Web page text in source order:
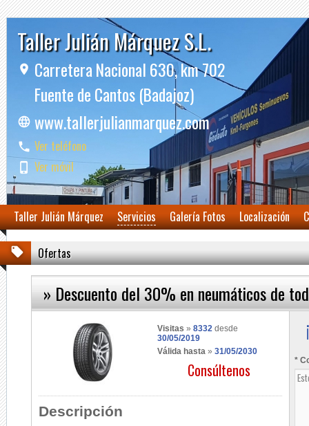
Taller Julián Márquez S.L.
Carretera Nacional 630, km 702
Fuente de Cantos (Badajoz)
www.tallerjulianmarquez.com
Ver teléfono
Ver móvil
Taller Julián Márquez Servicios Galería Fotos Localización
Ofertas
» Descuento del 30% en neumáticos de
Visitas » 8332 desde
30/05/2019
Válida hasta » 31/05/2030
Consúltenos
Descripción
*